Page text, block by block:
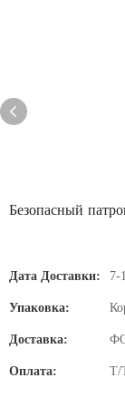
Безопасный
Дата Доставки: 7-
Упаковка:
Доставка:
Оплата: T/